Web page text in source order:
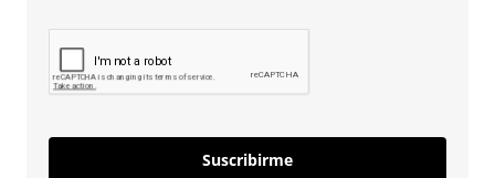
Suscribirme